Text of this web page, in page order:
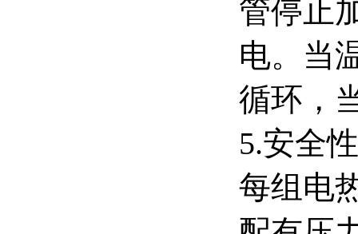
管停止
电。当
循环，
5.安全
每组电